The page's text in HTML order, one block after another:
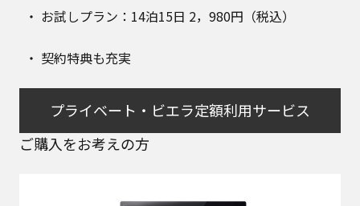
お試しプラン：14泊15日 2，980円（税込）
契約特典も充実
プライベート・ビエラ定額利用サービス
ご購入をお考えの方